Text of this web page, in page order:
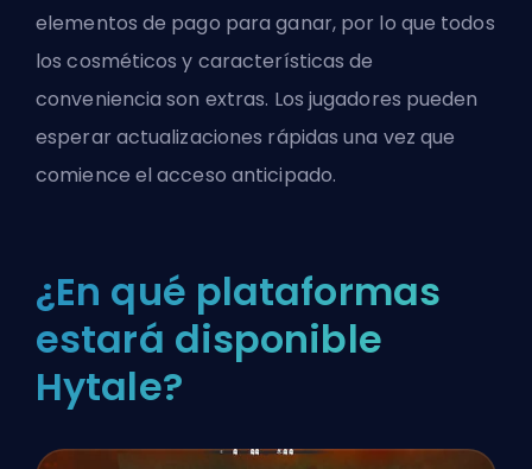
elementos de pago para ganar, por lo que todos
los cosméticos y características de
conveniencia son extras. Los jugadores pueden
esperar actualizaciones rápidas una vez que
comience el acceso anticipado.
¿En qué plataformas
estará disponible
Hytale?